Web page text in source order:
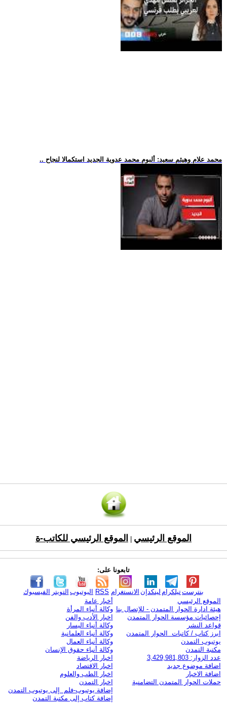
.. محمد علام وهيثم سعيد: ألبوم محمد عدوية الجديد استكمالا لنجاح
الموقع الرئيسي الموقع الرئيسي للكاتب-ة
تابعونا على:
الفيسبوك التويتر اليوتيوب RSS الانستغرام لينكدإن تيلكرامبنترست
الموقع الرئيسي
هيئة ادارة الحوار المتمدن - للإتصال بنا
إحصائيات مؤسسة الحوار المتمدن
قواعد النشر
ابرز كتاب / كاتبات الحوار المتمدن
يوتيوب التمدن
مكتبة التمدن
عدد الزوار: 3,429,981,803
اضافة موضوع جديد
اضافة الاخبار
حملات الحوار المتمدن التضامنية
أخبار عامة
وكالة أنباء المرأة
اخبار الأدب والفن
وكالة أنباء اليسار
وكالة أنباء العلمانية
وكالة أنباء العمال
وكالة أنباء حقوق الإنسان
اخبار الرياضة
اخبار الاقتصاد
اخبار الطب والعلوم
اخبار التمدن
إضافة يوتيوب-فلم إلى يوتيوب التمدن
إضافة كتاب إلى مكتبة التمدن